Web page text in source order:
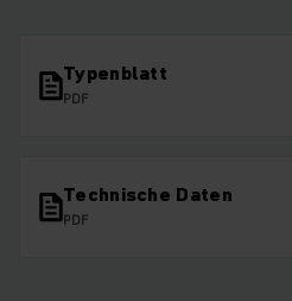
Typenblatt
PDF
Technische Daten
PDF